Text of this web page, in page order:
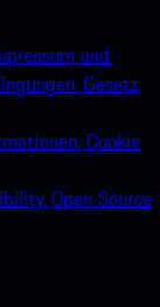
und
Gesetz
Cookie
Open Source